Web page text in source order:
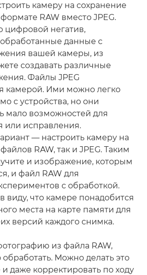
камеру на сохранение
RAW вместо JPEG.
цифровой негатив,
данные с
вашей камеры, из
создавать различные
Файлы JPEG
камерой. Ими можно легко
с устройства, но они
мало возможностей для
или исправления.
— настроить камеру на
RAW, так и JPEG. Таким
и изображение, которым
и файл RAW для
с обработкой.
виду, что камере понадобится
места на карте памяти для
версий каждого снимка.
из файла RAW,
Можно делать это
даже корректировать по ходу